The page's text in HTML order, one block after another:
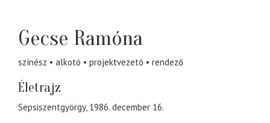
Gecse Ramóna
színész alkotó projektvezető rendező
Életrajz
Sepsiszentgyörgy, 1986. december 16.